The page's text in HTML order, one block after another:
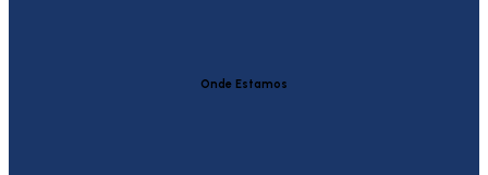
Onde Estamos